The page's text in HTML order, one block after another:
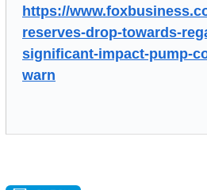
https://
reserves-drop-towards-
significant-impact-pump-
warn